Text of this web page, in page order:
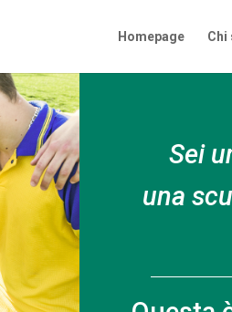
Homepage Chi
Sei
una